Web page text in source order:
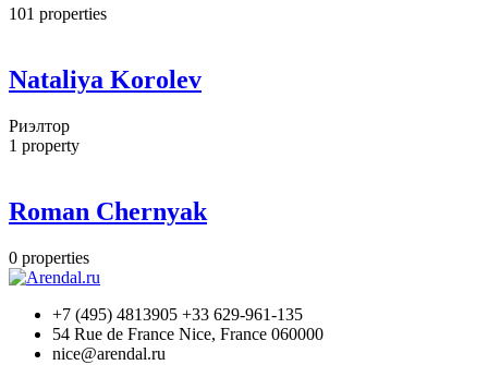
101 properties
Nataliya Korolev
Риэлтор
1 property
Roman Chernyak
0 properties
+7 (495) 4813905 +33 629-961-135
54 Rue de France Nice, France 060000
nice@arendal.ru